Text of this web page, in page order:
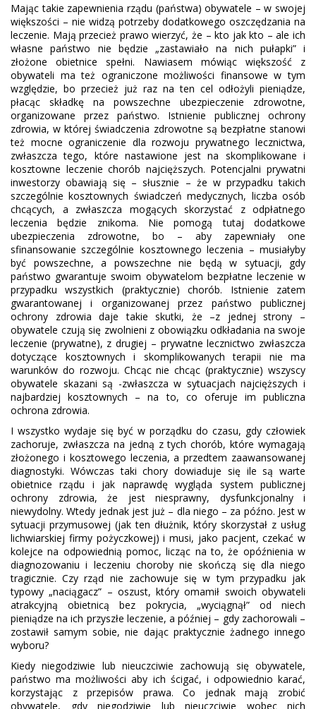
Mając takie zapewnienia rządu (państwa) obywatele – w swojej
większości – nie widzą potrzeby dodatkowego oszczędzania na
leczenie. Mają przecież prawo wierzyć, że – kto jak kto – ale ich
własne państwo nie będzie „zastawiało na nich pułapki” i
złożone obietnice spełni. Nawiasem mówiąc większość z
obywateli ma też ograniczone możliwości finansowe w tym
względzie, bo przecież już raz na ten cel odłożyli pieniądze,
płacąc składkę na powszechne ubezpieczenie zdrowotne,
organizowane przez państwo. Istnienie publicznej ochrony
zdrowia, w której świadczenia zdrowotne są bezpłatne stanowi
też mocne ograniczenie dla rozwoju prywatnego lecznictwa,
zwłaszcza tego, które nastawione jest na skomplikowane i
kosztowne leczenie chorób najcięższych. Potencjalni prywatni
inwestorzy obawiają się – słusznie – że w przypadku takich
szczególnie kosztownych świadczeń medycznych, liczba osób
chcących, a zwłaszcza mogących skorzystać z odpłatnego
leczenia będzie znikoma. Nie pomogą tutaj dodatkowe
ubezpieczenia zdrowotne, bo – aby zapewniały one
sfinansowanie szczególnie kosztownego leczenia – musiałyby
być powszechne, a powszechne nie będą w sytuacji, gdy
państwo gwarantuje swoim obywatelom bezpłatne leczenie w
przypadku wszystkich (praktycznie) chorób. Istnienie zatem
gwarantowanej i organizowanej przez państwo publicznej
ochrony zdrowia daje takie skutki, że –z jednej strony –
obywatele czują się zwolnieni z obowiązku odkładania na swoje
leczenie (prywatne), z drugiej – prywatne lecznictwo zwłaszcza
dotyczące kosztownych i skomplikowanych terapii nie ma
warunków do rozwoju. Chcąc nie chcąc (praktycznie) wszyscy
obywatele skazani są -zwłaszcza w sytuacjach najcięższych i
najbardziej kosztownych – na to, co oferuje im publiczna
ochrona zdrowia.
I wszystko wydaje się być w porządku do czasu, gdy człowiek
zachoruje, zwłaszcza na jedną z tych chorób, które wymagają
złożonego i kosztowego leczenia, a przedtem zaawansowanej
diagnostyki. Wówczas taki chory dowiaduje się ile są warte
obietnice rządu i jak naprawdę wygląda system publicznej
ochrony zdrowia, że jest niesprawny, dysfunkcjonalny i
niewydolny. Wtedy jednak jest już – dla niego – za późno. Jest w
sytuacji przymusowej (jak ten dłużnik, który skorzystał z usług
lichwiarskiej firmy pożyczkowej) i musi, jako pacjent, czekać w
kolejce na odpowiednią pomoc, licząc na to, że opóźnienia w
diagnozowaniu i leczeniu choroby nie skończą się dla niego
tragicznie. Czy rząd nie zachowuje się w tym przypadku jak
typowy „naciągacz” – oszust, który omamił swoich obywateli
atrakcyjną obietnicą bez pokrycia, „wyciągnął” od niech
pieniądze na ich przyszłe leczenie, a później – gdy zachorowali –
zostawił samym sobie, nie dając praktycznie żadnego innego
wyboru?
Kiedy niegodziwie lub nieuczciwie zachowują się obywatele,
państwo ma możliwości aby ich ścigać, i odpowiednio karać,
korzystając z przepisów prawa. Co jednak mają zrobić
obywatele, gdy niegodziwie lub nieuczciwie wobec nich